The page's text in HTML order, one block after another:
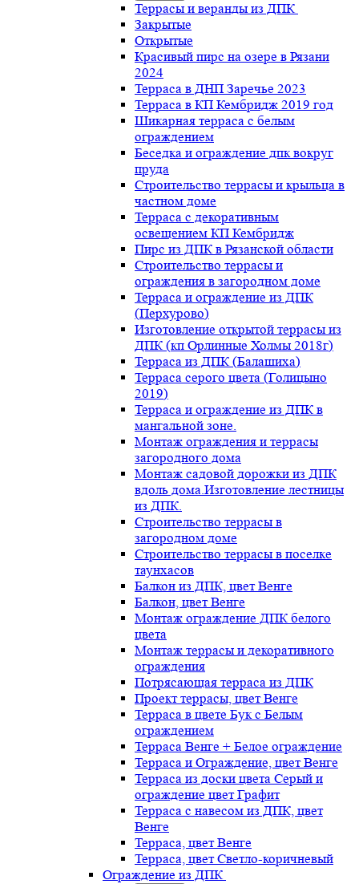
Террасы и веранды из ДПК
Закрытые
Открытые
Красивый пирс на озере в Рязани
2024
Терраса в ДНП Заречье 2023
Терраса в КП Кембридж 2019 год
Шикарная терраса с белым
ограждением
Беседка и ограждение дпк вокруг
пруда
Строительство террасы и крыльца в
частном доме
Терраса с декоративным
освещением КП Кембридж
Пирс из ДПК в Рязанской области
Строительство террасы и
ограждения в загородном доме
Терраса и ограждение из ДПК
(Перхурово)
Изготовление открытой террасы из
ДПК (кп Орлинные Холмы 2018г)
Терраса из ДПК (Балашиха)
Терраса серого цвета (Голицыно
2019)
Терраса и ограждение из ДПК в
мангальной зоне.
Монтаж ограждения и террасы
загородного дома
Монтаж садовой дорожки из ДПК
вдоль дома.Изготовление лестницы
из ДПК.
Строительство террасы в
загородном доме
Строительство террасы в поселке
таунхасов
Балкон из ДПК, цвет Венге
Балкон, цвет Венге
Монтаж ограждение ДПК белого
цвета
Монтаж террасы и декоративного
ограждения
Потрясающая терраса из ДПК
Проект террасы, цвет Венге
Терраса в цвете Бук с Белым
ограждением
Терраса Венге + Белое ограждение
Терраса и Ограждение, цвет Венге
Терраса из доски цвета Серый и
ограждение цвет Графит
Терраса с навесом из ДПК, цвет
Венге
Терраса, цвет Венге
Терраса, цвет Светло-коричневый
Ограждение из ДПК